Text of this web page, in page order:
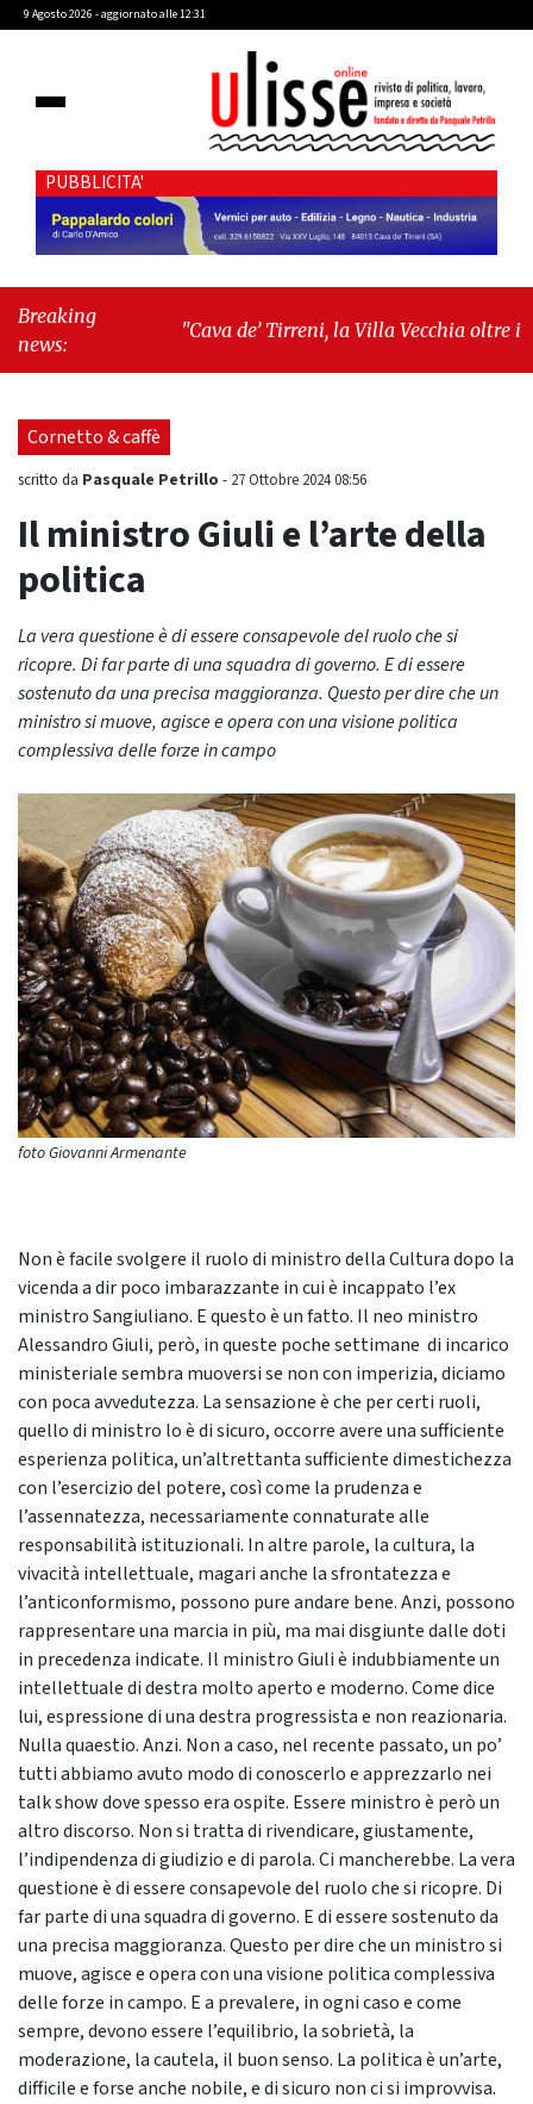
9 Agosto 2026 - aggiornato alle 12:31
PUBBLICITA'
Breaking
news:
"Cava de’ Tirreni, la Villa Vecchia oltre i
seduta consiliare: “Serve chiarezza!”"
Cornetto & caffè
scritto da Pasquale Petrillo - 27 Ottobre 2024 08:56
Il ministro Giuli e l’arte della
politica
La vera questione è di essere consapevole del ruolo che si
ricopre. Di far parte di una squadra di governo. E di essere
sostenuto da una precisa maggioranza. Questo per dire che un
ministro si muove, agisce e opera con una visione politica
complessiva delle forze in campo
foto Giovanni Armenante
Non è facile svolgere il ruolo di ministro della Cultura dopo la
vicenda a dir poco imbarazzante in cui è incappato l’ex
ministro Sangiuliano. E questo è un fatto. Il neo ministro
Alessandro Giuli, però, in queste poche settimane di incarico
ministeriale sembra muoversi se non con imperizia, diciamo
con poca avvedutezza. La sensazione è che per certi ruoli,
quello di ministro lo è di sicuro, occorre avere una sufficiente
esperienza politica, un’altrettanta sufficiente dimestichezza
con l’esercizio del potere, così come la prudenza e
l’assennatezza, necessariamente connaturate alle
responsabilità istituzionali. In altre parole, la cultura, la
vivacità intellettuale, magari anche la sfrontatezza e
l’anticonformismo, possono pure andare bene. Anzi, possono
rappresentare una marcia in più, ma mai disgiunte dalle doti
in precedenza indicate. Il ministro Giuli è indubbiamente un
intellettuale di destra molto aperto e moderno. Come dice
lui, espressione di una destra progressista e non reazionaria.
Nulla quaestio. Anzi. Non a caso, nel recente passato, un po’
tutti abbiamo avuto modo di conoscerlo e apprezzarlo nei
talk show dove spesso era ospite. Essere ministro è però un
altro discorso. Non si tratta di rivendicare, giustamente,
l’indipendenza di giudizio e di parola. Ci mancherebbe. La vera
questione è di essere consapevole del ruolo che si ricopre. Di
far parte di una squadra di governo. E di essere sostenuto da
una precisa maggioranza. Questo per dire che un ministro si
muove, agisce e opera con una visione politica complessiva
delle forze in campo. E a prevalere, in ogni caso e come
sempre, devono essere l’equilibrio, la sobrietà, la
moderazione, la cautela, il buon senso. La politica è un’arte,
difficile e forse anche nobile, e di sicuro non ci si improvvisa.